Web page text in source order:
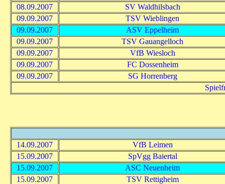
08.09.2007
SV Waldhilsbach
09.09.2007
TSV Wieblingen
09.09.2007
ASV Eppelheim
09.09.2007
TSV Gauangelloch
09.09.2007
VfB Wiesloch
09.09.2007
FC Dossenheim
09.09.2007
SG Horrenberg
14.09.2007
VfB Leimen
15.09.2007
SpVgg Baiertal
15.09.2007
ASC Neuenheim
15.09.2007
TSV Rettigheim